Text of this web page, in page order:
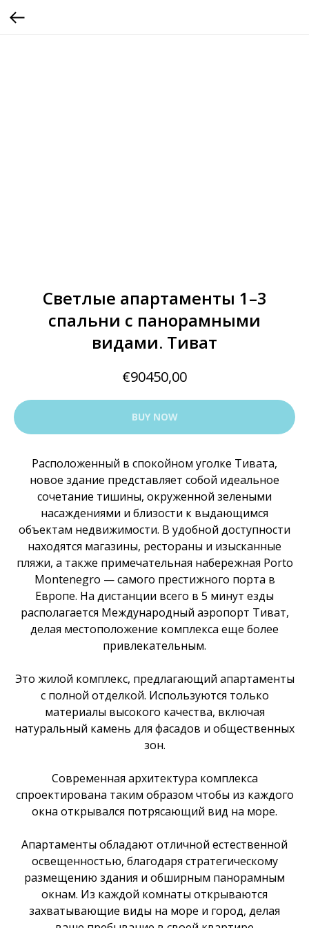
Светлые апартаменты 1–3
спальни с панорамными
видами. Тиват
€90450,00
BUY NOW
Расположенный в спокойном уголке Тивата,
новое здание представляет собой идеальное
сочетание тишины, окруженной зелеными
насаждениями и близости к выдающимся
объектам недвижимости. В удобной доступности
находятся магазины, рестораны и изысканные
пляжи, а также примечательная набережная Porto
Montenegro — самого престижного порта в
Европе. На дистанции всего в 5 минут езды
располагается Международный аэропорт Тиват,
делая местоположение комплекса еще более
привлекательным.
Это жилой комплекс, предлагающий апартаменты
с полной отделкой. Используются только
материалы высокого качества, включая
натуральный камень для фасадов и общественных
зон.
Современная архитектура комплекса
спроектирована таким образом чтобы из каждого
окна открывался потрясающий вид на море.
Апартаменты обладают отличной естественной
освещенностью, благодаря стратегическому
размещению здания и обширным панорамным
окнам. Из каждой комнаты открываются
захватывающие виды на море и город, делая